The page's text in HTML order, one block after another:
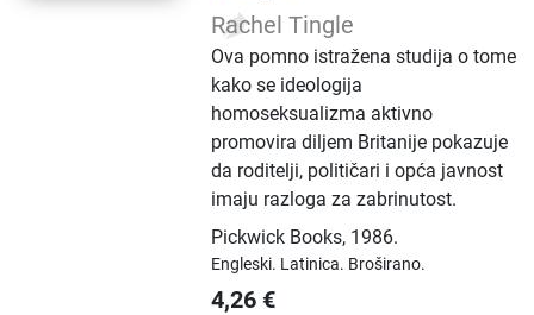
Rachel Tingle
Ova pomno istražena studija o tome
kako se ideologija
homoseksualizma aktivno
promovira diljem Britanije pokazuje
da roditelji, političari i opća javnost
imaju razloga za zabrinutost.
Pickwick Books, 1986.
Engleski. Latinica. Broširano.
4,26 €